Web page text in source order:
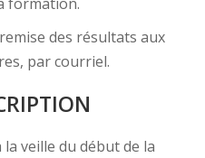
formation.
des résultats aux
par courriel.
veille du début de la